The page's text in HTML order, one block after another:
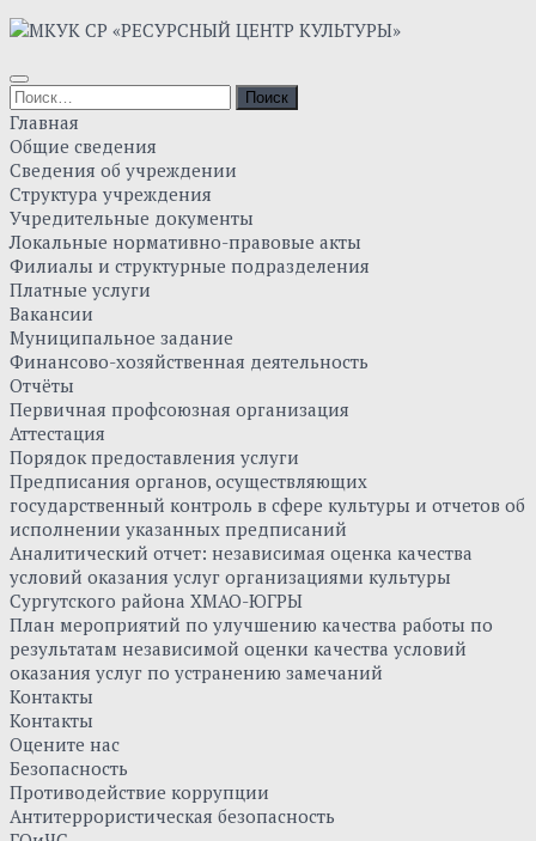
Главная
Общие сведения
Сведения об учреждении
Структура учреждения
Учредительные документы
Локальные нормативно-правовые акты
Филиалы и структурные подразделения
Платные услуги
Вакансии
Муниципальное задание
Финансово-хозяйственная деятельность
Отчёты
Первичная профсоюзная организация
Аттестация
Порядок предоставления услуги
Предписания органов, осуществляющих
государственный контроль в сфере культуры и отчетов об
исполнении указанных предписаний
Аналитический отчет: независимая оценка качества
условий оказания услуг организациями культуры
Сургутского района ХМАО-ЮГРЫ
План мероприятий по улучшению качества работы по
результатам независимой оценки качества условий
оказания услуг по устранению замечаний
Контакты
Контакты
Оцените нас
Безопасность
Противодействие коррупции
Антитеррористическая безопасность